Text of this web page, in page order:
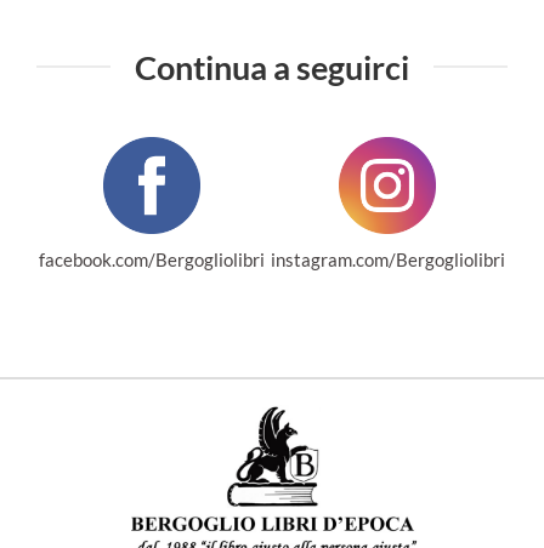
Continua a seguirci
facebook.com/Bergogliolibri instagram.com/Bergogliolibri